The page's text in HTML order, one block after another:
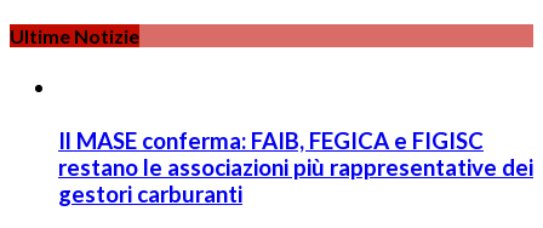
Ultime Notizie
Il MASE conferma: FAIB, FEGICA e FIGISC
restano le associazioni più rappresentative dei
gestori carburanti